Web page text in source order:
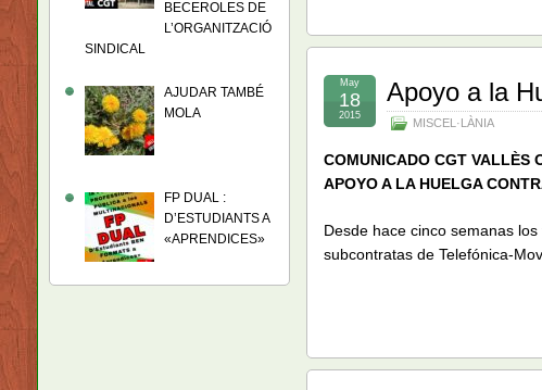
Apoyo a la
MISCEL·LÀNIA
May
18
2015
COMUNICADO CGT VALLÈS
APOYO A LA HUELGA
Desde hace cinco semanas
subcontratas de Telefónica-
BECEROLES DE
L’ORGANITZACIÓ
SINDICAL
AJUDAR TAMBÉ
MOLA
FP DUAL :
D’ESTUDIANTS A
«APRENDICES»